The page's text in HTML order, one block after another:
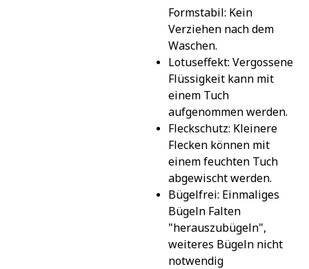
Formstabil: Kein
Verziehen nach dem
Waschen.
Lotuseffekt: Vergossene
Flüssigkeit kann mit
einem Tuch
aufgenommen werden.
Fleckschutz: Kleinere
Flecken können mit
einem feuchten Tuch
abgewischt werden.
Bügelfrei: Einmaliges
Bügeln Falten
"herauszubügeln",
weiteres Bügeln nicht
notwendig